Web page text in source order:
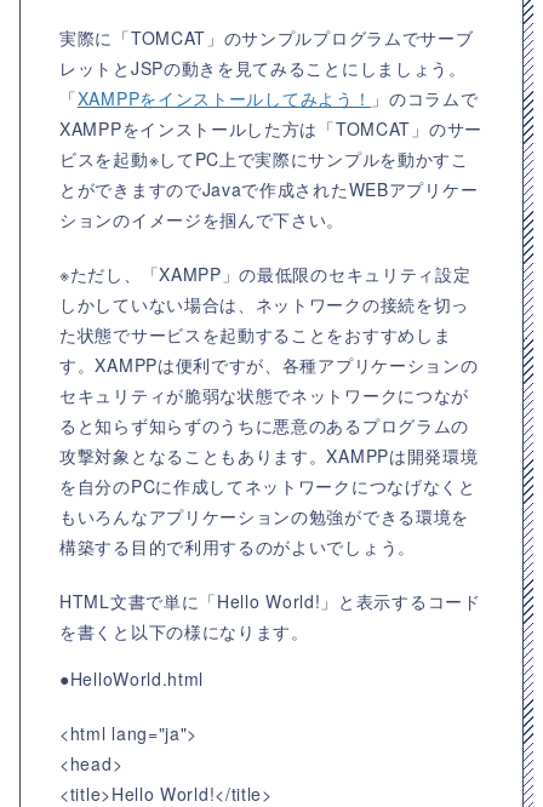
実際に「TOMCAT」のサンプルプログラムでサーブ
レットとJSPの動きを見てみることにしましょう。
「XAMPPをインストールしてみよう！ 」のコラムで
XAMPPをインストールした方は「TOMCAT」のサー
ビスを起動※してPC上で実際にサンプルを動かすこ
とができますのでJavaで作成されたWEBアプリケー
ションのイメージを掴んで下さい。
※ただし、「XAMPP」の最低限のセキュリティ設定
しかしていない場合は、ネットワークの接続を切っ
た状態でサービスを起動することをおすすめしま
す。XAMPPは便利ですが、各種アプリケーションの
セキュリティが脆弱な状態でネットワークにつなが
ると知らず知らずのうちに悪意のあるプログラムの
攻撃対象となることもあります。XAMPPは開発環境
を自分のPCに作成してネットワークにつなげなくと
もいろんなアプリケーションの勉強ができる環境を
構築する目的で利用するのがよいでしょう。
HTML文書で単に「Hello World!」と表示するコード
を書くと以下の様になります。
●HelloWorld.html
<html lang="ja">
<head>
<title>Hello World!</title>